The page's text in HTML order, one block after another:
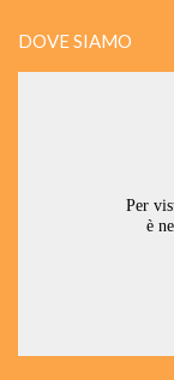
DOVE SIAMO